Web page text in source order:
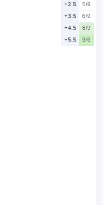
+2.5
5/9
+3.5
6/9
+4.5
8/9
+5.5
9/9